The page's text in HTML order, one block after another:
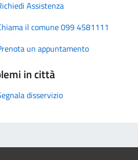
Assistenza
il comune 099 4581111
un appuntamento
in città
disservizio